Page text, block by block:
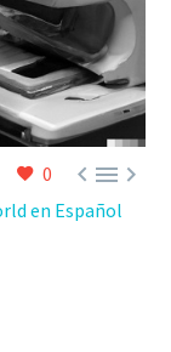
0 
en Español